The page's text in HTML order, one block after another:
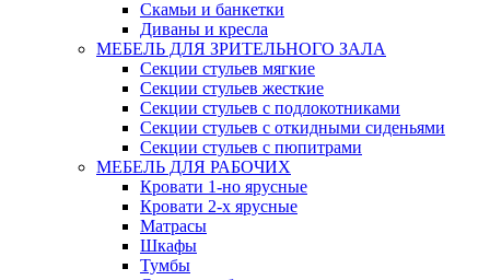
Скамьи и банкетки
Диваны и кресла
МЕБЕЛЬ ДЛЯ ЗРИТЕЛЬНОГО ЗАЛА
Секции стульев мягкие
Секции стульев жесткие
Секции стульев с подлокотниками
Секции стульев с откидными сиденьями
Секции стульев с пюпитрами
МЕБЕЛЬ ДЛЯ РАБОЧИХ
Кровати 1-но ярусные
Кровати 2-х ярусные
Матрасы
Шкафы
Тумбы